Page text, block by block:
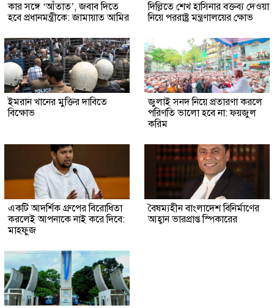
কার সঙ্গে ‘আঁতাত’, জবাব দিতে
হবে প্রধানমন্ত্রীকে: জামায়াত আমির
দিল্লিতে শেখ হাসিনার বক্তব্য দেওয়া
নিয়ে পররাষ্ট্র মন্ত্রণালয়ের ক্ষোভ
ইমরান খানের মুক্তির দাবিতে
বিক্ষোভ
জুলাই সনদ নিয়ে প্রতারণা করলে
পরিণতি ভালো হবে না: ফয়জুল
করিম
একটি আদর্শিক গ্রুপের বিরোধিতা
করলেই আপনাকে নাই করে দিবে:
মাহফুজ
বৈষম্যহীন বাংলাদেশ বিনির্মাণের
আহ্বান ভারপ্রাপ্ত স্পিকারের